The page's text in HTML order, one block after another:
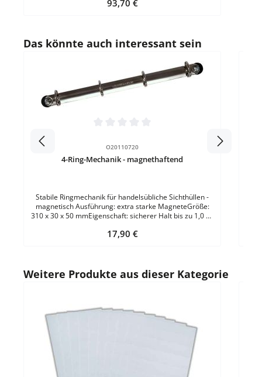
93,70 €
Produktgalerie überspringen
Das könnte auch interessant sein
Durchschnittliche Bewertung von 0 von 5 Sternen
O20110720
4-Ring-Mechanik - magnethaftend
Stabile Ringmechanik für handelsübliche Sichthüllen -
magnetisch Ausführung: extra starke MagneteGröße:
310 x 30 x 50 mmEigenschaft: sicherer Halt bis zu 1,0 kg
Regulärer Preis:
17,90 €
Produktgalerie überspringen
Weitere Produkte aus dieser Kategorie